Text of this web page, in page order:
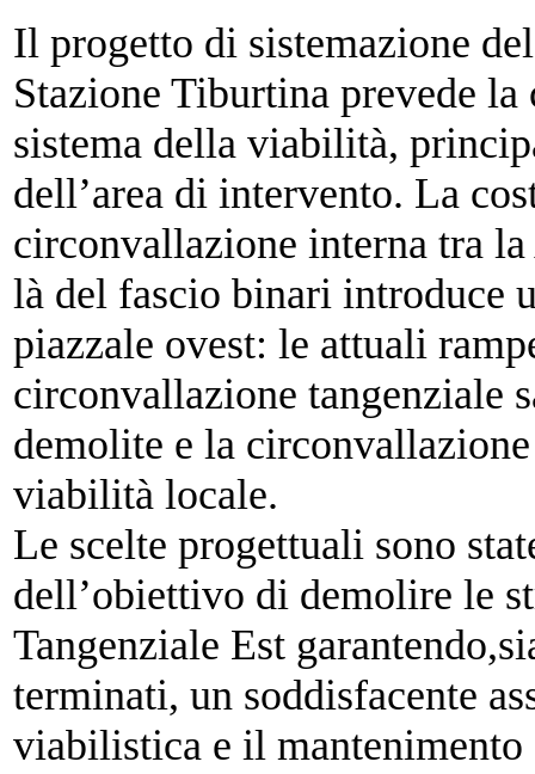
Il progetto di sistemazione
Stazione Tiburtina prevede
sistema della viabilità,
dell’area di intervento. La
circonvallazione interna tra
là del fascio binari introduce
piazzale ovest: le attuali
circonvallazione tangenziale
demolite e la
viabilità locale.
Le scelte progettuali sono
dell’obiettivo di demolire le
Tangenziale Est garantendo,
terminati, un soddisfacente
viabilistica e il